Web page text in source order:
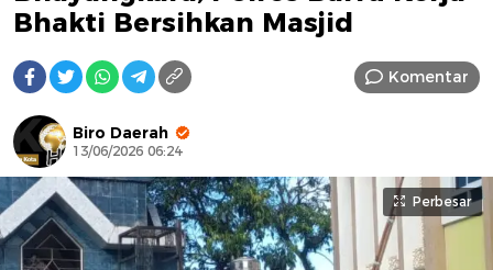
Bhakti Bersihkan Masjid
Komentar
Biro Daerah
13/06/2026 06:24
Perbesar